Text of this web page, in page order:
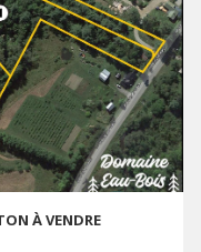
À VENDRE